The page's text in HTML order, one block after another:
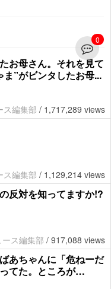
0
お母さん。それを見て
”がビンタしたお母...
ス編集部 / 1,717,289 views
ス編集部 / 1,129,214 views
反対を知ってますか!?
ス編集部 / 917,088 views
あちゃんに「危ねーだ
てた。ところが…